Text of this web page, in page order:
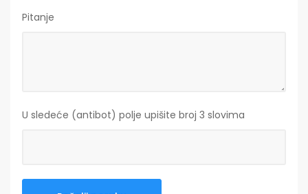
Pitanje
U sledeće (antibot) polje upišite broj 3 slovima